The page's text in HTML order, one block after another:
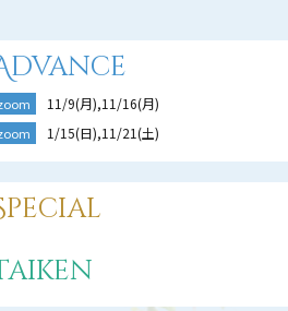
11/9(月),11/16(月)
1/15(日),11/21(土)